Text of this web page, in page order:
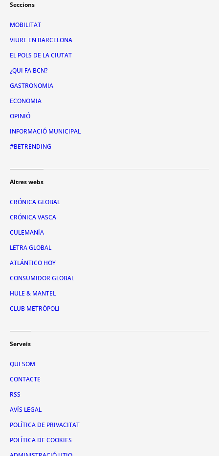
Seccions
MOBILITAT
VIURE EN BARCELONA
EL POLS DE LA CIUTAT
¿QUI FA BCN?
GASTRONOMIA
ECONOMIA
OPINIÓ
INFORMACIÓ MUNICIPAL
#BETRENDING
Altres webs
CRÓNICA GLOBAL
CRÓNICA VASCA
CULEMANÍA
LETRA GLOBAL
ATLÁNTICO HOY
CONSUMIDOR GLOBAL
HULE & MANTEL
CLUB METRÓPOLI
Serveis
QUI SOM
CONTACTE
RSS
AVÍS LEGAL
POLÍTICA DE PRIVACITAT
POLÍTICA DE COOKIES